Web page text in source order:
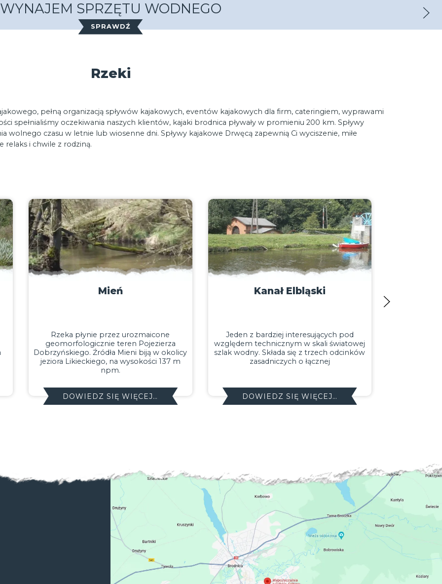
WYNAJEM SPRZĘTU WODNEGO
SPRAWDŹ
Rzeki
pełną organizacją spływów kajakowych, eventów kajakowych dla firm, cateringiem, wyprawami
spełnialiśmy oczekiwania naszych klientów, kajaki brodnica pływały w promieniu 200 km. Spływy
wolnego czasu w letnie lub wiosenne dni. Spływy kajakowe Drwęcą zapewnią Ci wyciszenie, miłe
relaks i chwile z rodziną.
do
Gardęga
Krótka charakterystyka szlaku: rzeka nosi
wiele nazw: Gardęga, Gardzięga, Gardeja,
Jardęga; w górnej partii uregulowana,
płynąca prostymi odcinkami wśród pól,
DOWIEDZ SIĘ WIĘCEJ…
Brynica
Rzeka będąca lewostronnym dopływem
Drwęcy. Wypływa w rejonie jezior
Bryńskich, w pobliżu leśniczówki Bryńsk
Szlachecki. Brynica jest osią
DOWIEDZ SIĘ WIĘCEJ…